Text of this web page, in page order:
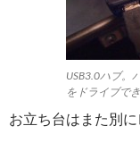
USB3.0ハブ。
をドライブで
お立ち台はまた別に